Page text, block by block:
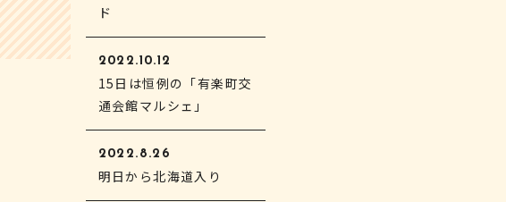
ド
2022.10.12
15日は恒例の「有楽町交
通会館マルシェ」
2022.8.26
明日から北海道入り